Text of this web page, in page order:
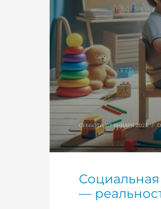
СУББОТА, 07 ЯНВАРЯ 2023 /
Социальная
—